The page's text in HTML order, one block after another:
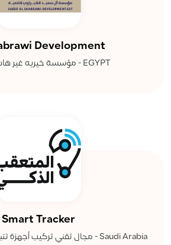
Development
مؤسسة خيريه غير هادفة للبريح - EGYPT
Smart Tracker
مجال تقني تركيب أجهزة تتبع مركبات وداش كام - Saudi Arabia